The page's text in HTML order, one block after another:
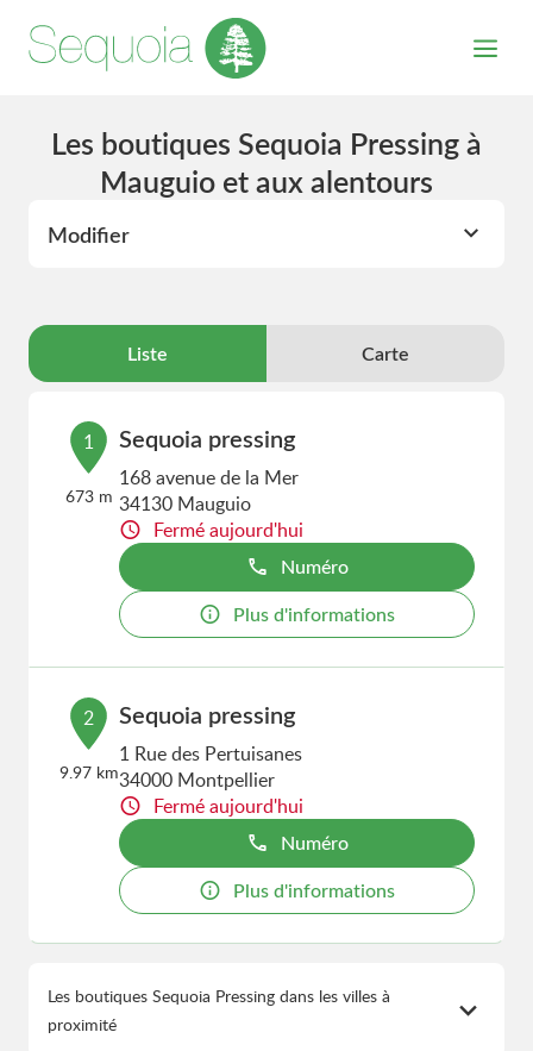
Les boutiques Sequoia Pressing à
Mauguio et aux alentours
Modifier
Liste Carte
1
673 m
Sequoia pressing
168 avenue de la Mer
34130 Mauguio
Fermé aujourd'hui
Numéro
Plus d'informations
2
9.97 km
Sequoia pressing
1 Rue des Pertuisanes
34000 Montpellier
Fermé aujourd'hui
Numéro
Plus d'informations
Les boutiques Sequoia Pressing dans les villes à
proximité